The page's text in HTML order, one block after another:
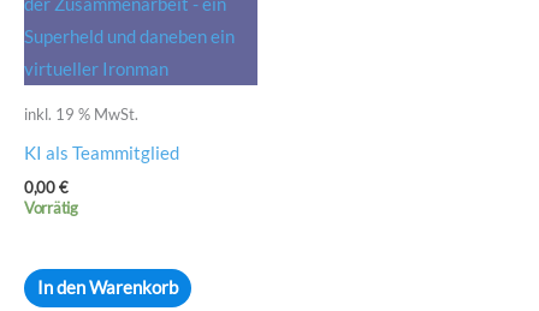
inkl. 19 % MwSt.
KI als Teammitglied
0,00€
Vorrätig
In den Warenkorb